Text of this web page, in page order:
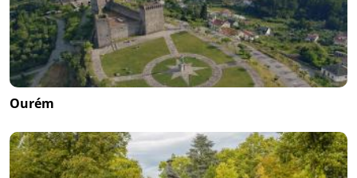
Ourém